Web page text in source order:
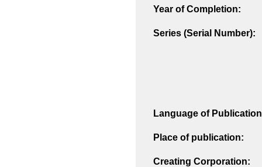
Year of Completion:
Series (Serial Number):
Language of
Place of publication:
Creating Corporation: